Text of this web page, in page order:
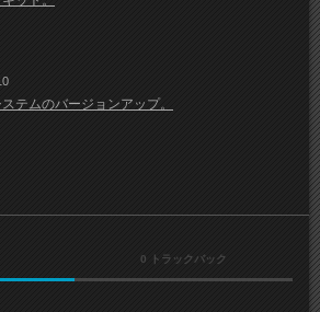
テムのバージョンアップ。
0 トラックバック